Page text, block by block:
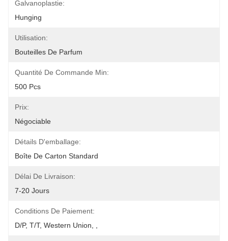
Galvanoplastie:
Hunging
Utilisation:
Bouteilles De Parfum
Quantité De Commande Min:
500 Pcs
Prix:
Négociable
Détails D'emballage:
Boîte De Carton Standard
Délai De Livraison:
7-20 Jours
Conditions De Paiement:
D/P, T/T, Western Union, ,